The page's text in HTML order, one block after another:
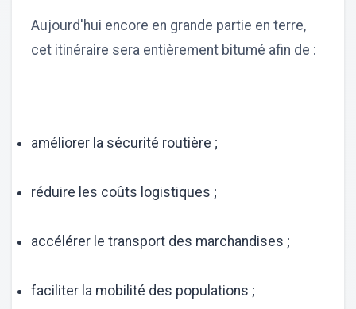
Aujourd'hui encore en grande partie en terre,
cet itinéraire sera entièrement bitumé afin de :
améliorer la sécurité routière ;
réduire les coûts logistiques ;
accélérer le transport des marchandises ;
faciliter la mobilité des populations ;